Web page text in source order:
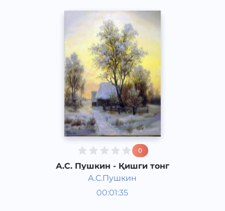
0
А.С. Пушкин - Қишги тонг
А.С.Пушкин
00:01:35
Жаҳон шеърияти